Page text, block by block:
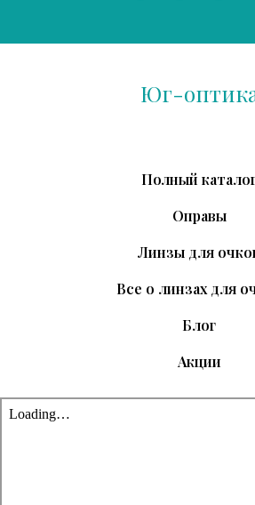
Юг-
Полный
Оправы
Линзы для
Все о линзах для
Блог
Акции